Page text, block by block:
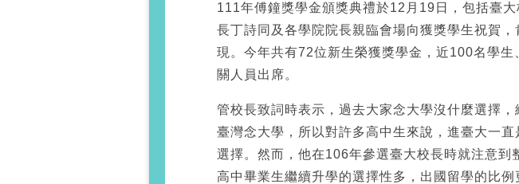
111年傅鐘獎學金頒獎典禮於12月19日，包括臺
長丁詩同及各學院院長親臨會場向獲獎學生祝賀，
現。今年共有72位新生榮獲獎學金，近100名學生
關人員出席。
管校長致詞時表示，過去大家念大學沒什麼選擇，
臺灣念大學，所以對許多高中生來說，進臺大一直
選擇。然而，他在106年參選臺大校長時就注意到
高中畢業生繼續升學的選擇性多，出國留學的比